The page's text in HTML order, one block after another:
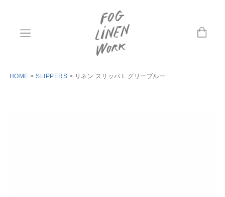
HOME SLIPPERS リネン スリッパ L グリーブルー